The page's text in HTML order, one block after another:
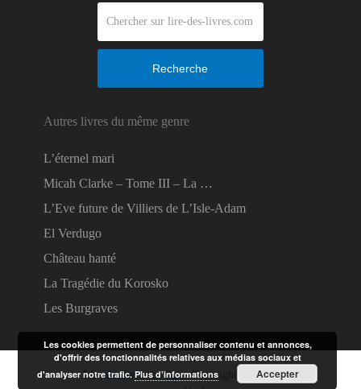
Recherche
Autres livres du même genre
L’éternel mari
Micah Clarke – Tome III – La …
L’Eve future de Villiers de L’Isle-Adam
El Verdugo
Château hanté
La Tragédie du Korosko
Les Burgraves
Lire des livres en ligneCopyright © 2026.
Les cookies permettent de personnaliser contenu et annonces,
d'offrir des fonctionnalités relatives aux médias sociaux et
d'analyser notre trafic.Plus d’informations Accepter